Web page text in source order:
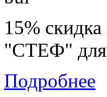
15%
"СТЕФ" для
Подробнее